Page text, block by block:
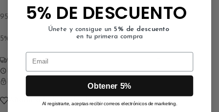
95% Poliéster
5% Elastan
GASTOS DE ENVÍO GRATUITO a partir de 90€
ENVÍO EN 24/72 HORAS (Días laborables)
Añadir a la lista de deseos
5% DE DESCUENTO
Únete y consigue un 5% de descuento
en tu primera compra
Email
Obtener 5%
Al registrarte, aceptas recibir correos electrónicos de marketing.